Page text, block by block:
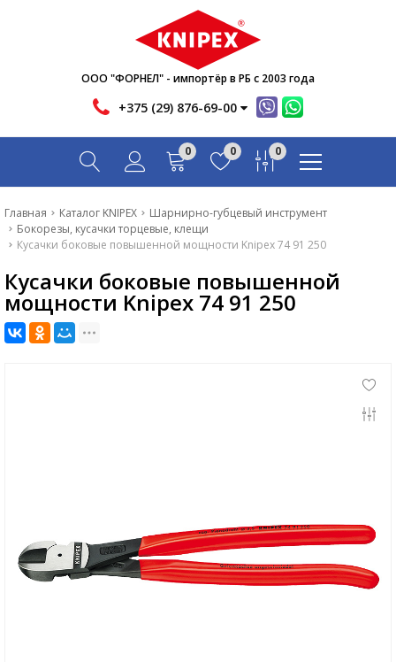
ООО "ФОРНЕЛ" - импортёр в РБ с 2003 года
+375 (29) 876-69-00
Каталог
Новости
Акции
0 0 0
Главная Каталог KNIPEX
Шарнирно-губцевый инструмент
Бокорезы, кусачки торцевые, клещи
Кусачки боковые повышенной мощности Knipex 74 91 250
Кусачки боковые повышенной
мощности Knipex 74 91 250
Новости
Акции
Инфо
Контакты
Вопрос-ответ